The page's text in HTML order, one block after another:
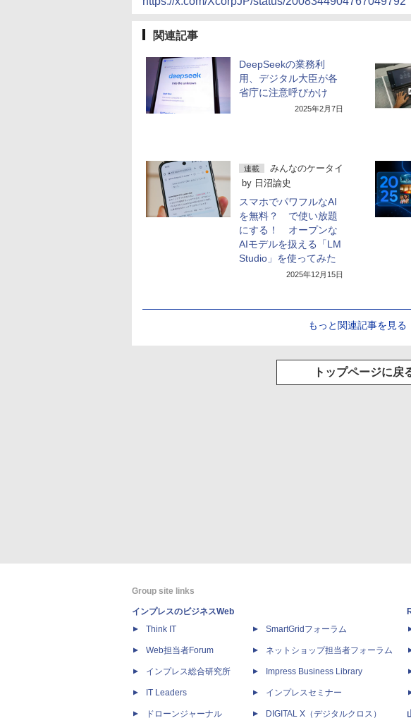
関連記事
DeepSeekの業務利
用、デジタル大臣が各
省庁に注意呼びかけ
2025年2月7日
連載
みんなのケータイ
by 日沼諭史
スマホでパワフルなAI
を無料？ で使い放題
にする！ オープンな
AIモデルを扱える「LM
Studio」を使ってみた
2025年12月15日
もっと関連記事を見る
トップページに戻
Group site links
インプレスのビジネスWeb
Think IT
Web担当者Forum
インプレス総合研究所
IT Leaders
ドローンジャーナル
SmartGridフォーラム
ネットショップ担当者フォーラム
Impress Business Library
インプレスセミナー
DIGITAL X（デジタルクロス）